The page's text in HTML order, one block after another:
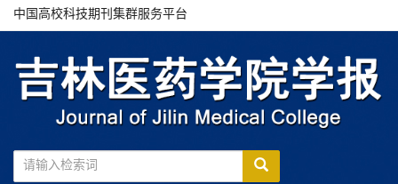
中国高校科技期刊集群服务平台